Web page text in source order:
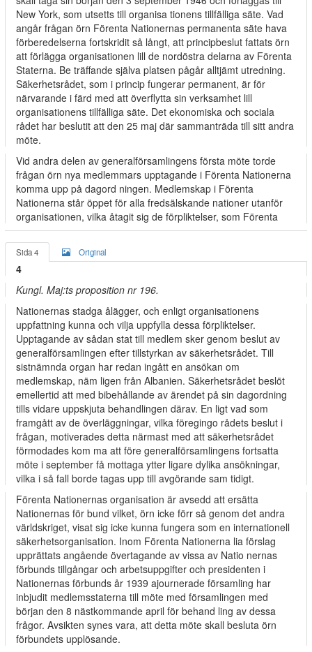
New York, som utsetts till organisa­ tionens tillfälliga säte. Vad
angår frågan örn Förenta Nationernas permanenta säte hava
förberedelserna fortskridit så långt, att principbeslut fattats örn
att förlägga organisationen lill de nordöstra delarna av Förenta
Staterna. Be­ träffande själva platsen pågår alltjämt utredning.
Säkerhetsrådet, som i princip fungerar permanent, är för
närvarande i färd med att överflytta sin verksamhet lill
organisationens tillfälliga säte. Det ekonomiska och sociala
rådet har beslutit att den 25 maj där sammanträda till sitt andra
möte.
Vid andra delen av generalförsamlingens första möte torde
frågan örn nya medlemmars upptagande i Förenta Nationerna
komma upp på dagord­ ningen. Medlemskap i Förenta
Nationerna står öppet för alla fredsälskande nationer utanför
organisationen, vilka åtagit sig de förpliktelser, som Förenta
Sida 4 Original
4
Kungl. Maj:ts proposition nr 196.
Nationernas stadga ålägger, och enligt organisationens
uppfattning kunna och vilja uppfylla dessa förpliktelser.
Upptagande av sådan stat till medlem sker genom beslut av
generalförsamlingen efter tillstyrkan av säkerhetsrådet. Till
sistnämnda organ har redan ingått en ansökan om
medlemskap, näm­ ligen från Albanien. Säkerhetsrådet beslöt
emellertid att med bibehållande av ärendet på sin dagordning
tills vidare uppskjuta behandlingen därav. En­ ligt vad som
framgått av de överläggningar, vilka föregingo rådets beslut i
frågan, motiverades detta närmast med att säkerhetsrådet
förmodades kom­ ma att före generalförsamlingens fortsatta
möte i september få mottaga ytter­ ligare dylika ansökningar,
vilka i så fall borde tagas upp till avgörande sam­ tidigt.
Förenta Nationernas organisation är avsedd att ersätta
Nationernas för­ bund vilket, örn icke förr så genom det andra
världskriget, visat sig icke kunna fungera som en internationell
säkerhetsorganisation. Inom Förenta Nationerna lia förslag
upprättats angående övertagande av vissa av Natio­ nernas
förbunds tillgångar och arbetsuppgifter och presidenten i
Nationernas förbunds år 1939 ajournerade församling har
inbjudit medlemsstaterna till möte med församlingen med
början den 8 nästkommande april för behand­ ling av dessa
frågor. Avsikten synes vara, att detta möte skall besluta örn
förbundets upplösande.